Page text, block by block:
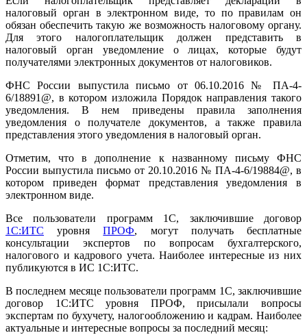
налоговый орган в электронном виде, то по правилам он
обязан обеспечить такую же возможность налоговому органу.
Для этого налогоплательщик должен представить в
налоговый орган уведомление о лицах, которые будут
получателями электронных документов от налоговиков.
ФНС России выпустила письмо от 06.10.2016 № ПА-4-
6/18891@, в котором изложила Порядок направления такого
уведомления. В нем приведены правила заполнения
уведомления о получателе документов, а также правила
представления этого уведомления в налоговый орган.
Отметим, что в дополнение к названному письму ФНС
России выпустила письмо от 20.10.2016 № ПА-4-6/19884@, в
котором приведен формат представления уведомления в
электронном виде.
Все пользователи программ 1С, заключившие договор
1С:ИТС уровняПРОФ, могут получать бесплатные
консультации экспертов по вопросам бухгалтерского,
налогового и кадрового учета. Наиболее интересные из них
публикуются в ИС 1С:ИТС.
В последнем месяце пользователи программ 1С, заключившие
договор 1С:ИТС уровня ПРОФ, присылали вопросы
экспертам по бухучету, налогообложению и кадрам. Наиболее
актуальные и интересные вопросы за последний месяц: